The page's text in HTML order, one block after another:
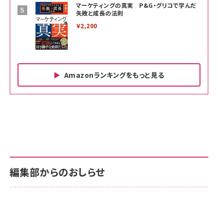
マーケティングの真実 P&G・グリコで学んだ
失敗と成長の法則
￥2,200
Amazonランキングをもっと見る
￥880
anan(アンアン)2026/06/24号 No.2500増刊
スペシャルエディション[王道エンタメの矜持／
サポート正規品 メーカー保証5年 KLMEA128G
NIMASO ガラスフィルム iPhone 17 用 保護フィ
サポート正規品 メーカー保証5年 KLMEA128G
Amazon eギフトカード - Amazonロゴ - クラ
編集部からのおしらせ